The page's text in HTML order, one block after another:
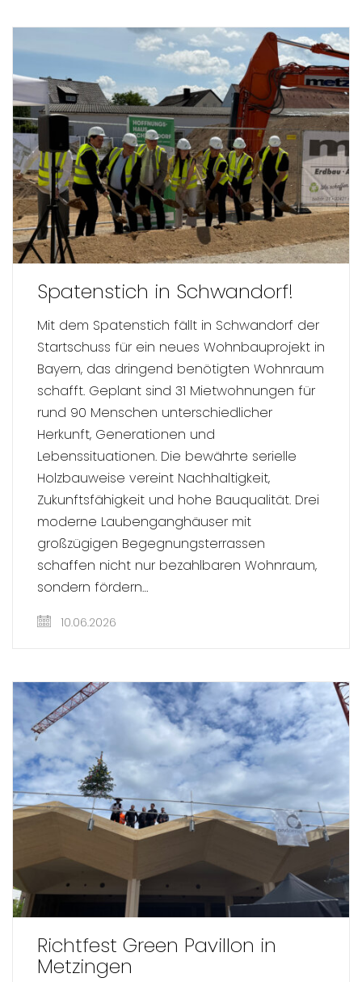
Spatenstich in Schwandorf!
Mit dem Spatenstich fällt in Schwandorf der
Startschuss für ein neues Wohnbauprojekt in
Bayern, das dringend benötigten Wohnraum
schafft. Geplant sind 31 Mietwohnungen für
rund 90 Menschen unterschiedlicher
Herkunft, Generationen und
Lebenssituationen. Die bewährte serielle
Holzbauweise vereint Nachhaltigkeit,
Zukunftsfähigkeit und hohe Bauqualität. Drei
moderne Laubenganghäuser mit
großzügigen Begegnungsterrassen
schaffen nicht nur bezahlbaren Wohnraum,
sondern fördern…
10.06.2026
Richtfest Green Pavillon in
Metzingen